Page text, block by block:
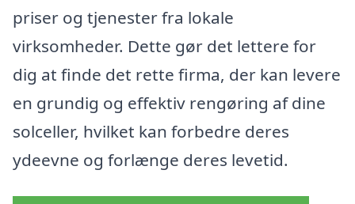
priser og tjenester fra lokale
virksomheder. Dette gør det lettere for
dig at finde det rette firma, der kan levere
en grundig og effektiv rengøring af dine
solceller, hvilket kan forbedre deres
ydeevne og forlænge deres levetid.